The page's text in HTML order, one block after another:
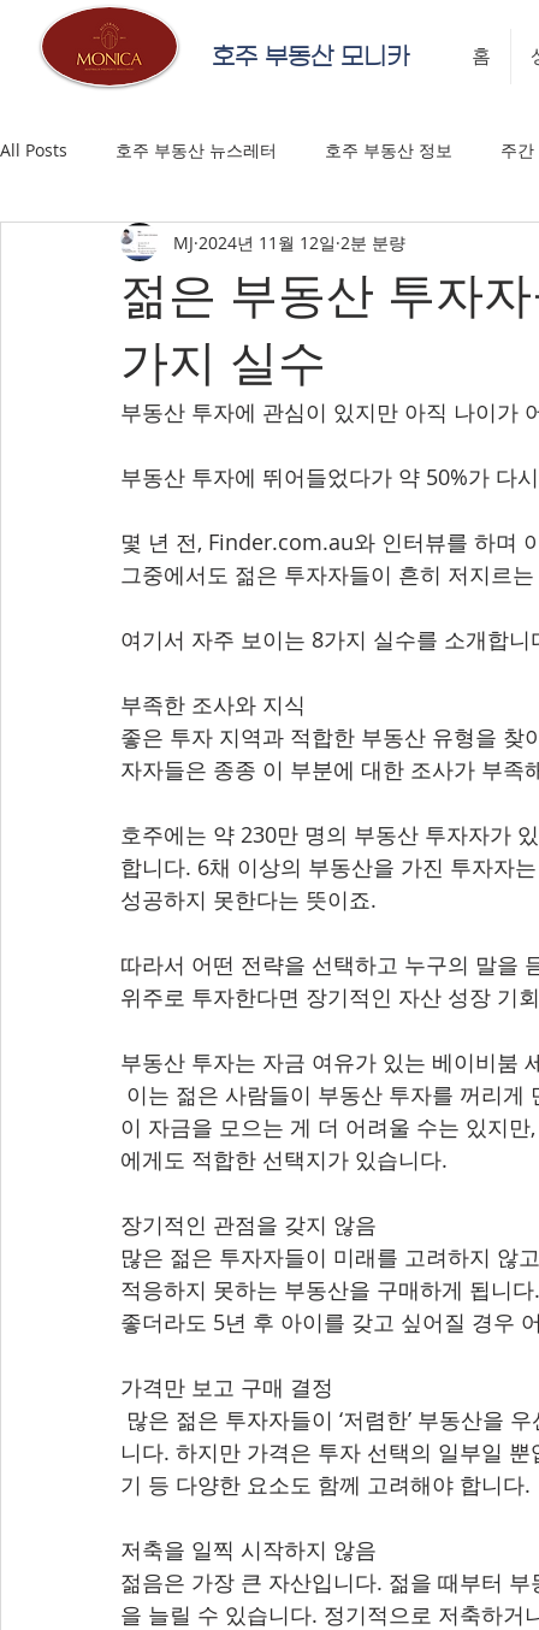
호주 부동산 모니카 홈
All Posts 호주 부동산 뉴스레터 호주 부동산 정보 주
젊은 부동산 투자
가지 실수
MJ 2024년 11월 12일 2분 분량
부동산 투자에 관심이 있지만 아직 나이가
부동산 투자에 뛰어들었다가 약 50%가 다
몇 년 전, Finder.com.au와 인터뷰를 하며
그중에서도 젊은 투자자들이 흔히 저지르
여기서 자주 보이는 8가지 실수를 소개합니
부족한 조사와 지식
좋은 투자 지역과 적합한 부동산 유형을
자자들은 종종 이 부분에 대한 조사가 부족
호주에는 약 230만 명의 부동산 투자자가
합니다. 6채 이상의 부동산을 가진 투자자
성공하지 못한다는 뜻이죠.
따라서 어떤 전략을 선택하고 누구의 말을
위주로 투자한다면 장기적인 자산 성장 기
부동산 투자는 자금 여유가 있는 베이비붐
이 자금을 모으는 게 더 어려울 수는 있지
에게도 적합한 선택지가 있습니다.
장기적인 관점을 갖지 않음
많은 젊은 투자자들이 미래를 고려하지 않
적응하지 못하는 부동산을 구매하게 됩니
좋더라도 5년 후 아이를 갖고 싶어질 경우
가격만 보고 구매 결정
니다. 하지만 가격은 투자 선택의 일부일
기 등 다양한 요소도 함께 고려해야 합니다.
저축을 일찍 시작하지 않음
젊음은 가장 큰 자산입니다. 젊을 때부터
을 늘릴 수 있습니다. 정기적으로 저축하